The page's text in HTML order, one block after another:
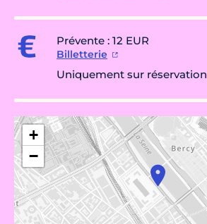
Prévente : 12 EUR
Billetterie
Uniquement sur réservation
+
−